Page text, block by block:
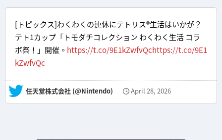
[トピックス]わくわくの連休にテトリス®生活はいかが？
テト1カップ「トモダチコレクション わくわく生活 コラ
ボ祭！」開催。 https://t.co/9E1kZwfvQchttps://t.co/9E1
kZwfvQc
— 任天堂株式会社 (@Nintendo) April 28, 2026